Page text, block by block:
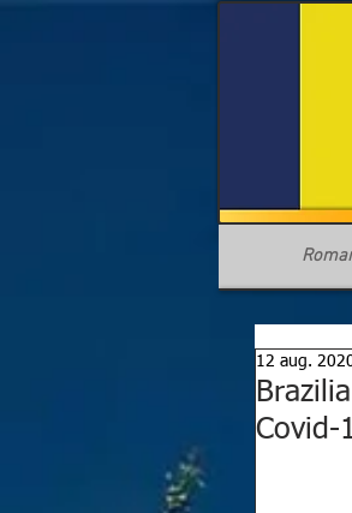
Covid-
12 aug.